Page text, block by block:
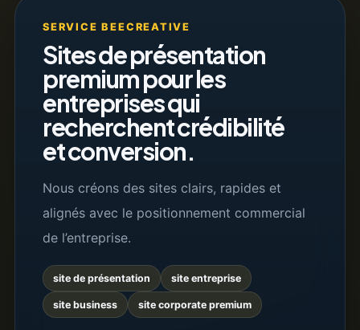
SERVICE BEECREATIVE
Sites de présentation
premium pour les
entreprises qui
recherchent crédibilité
et conversion.
Nous créons des sites clairs, rapides et
alignés avec le positionnement commercial
de l’entreprise.
site de présentation site entreprise
site business site corporate premium